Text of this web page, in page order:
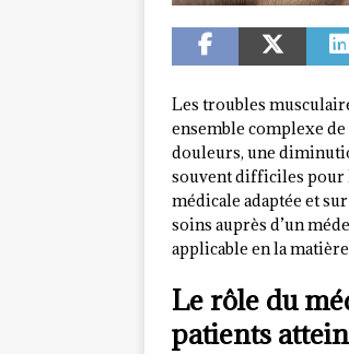
Les troubles
ensemble complexe
douleurs, une
souvent difficiles pour
médicale adaptée et
soins auprès d’un
applicable en la
Le rôle du
patients